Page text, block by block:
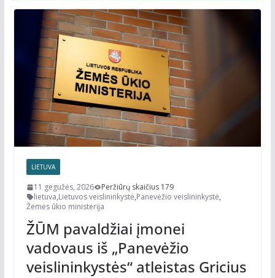
LIETUVA
11 gegužės, 2026
Peržiūrų skaičius 179
lietuva,Lietuvos veislininkystė,Panevėžio veislininkystė,
Žemės ūkio ministerija
ŽŪM pavaldžiai įmonei
vadovaus iš „Panevėžio
veislininkystės“ atleistas Gricius